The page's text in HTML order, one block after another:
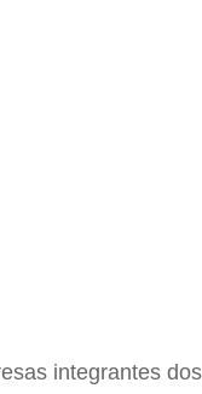
integrantes